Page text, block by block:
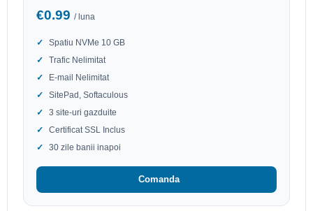
€0.99 / luna
Spatiu NVMe 10 GB
Trafic Nelimitat
E-mail Nelimitat
SitePad, Softaculous
3 site-uri gazduite
Certificat SSL Inclus
30 zile banii inapoi
Comanda